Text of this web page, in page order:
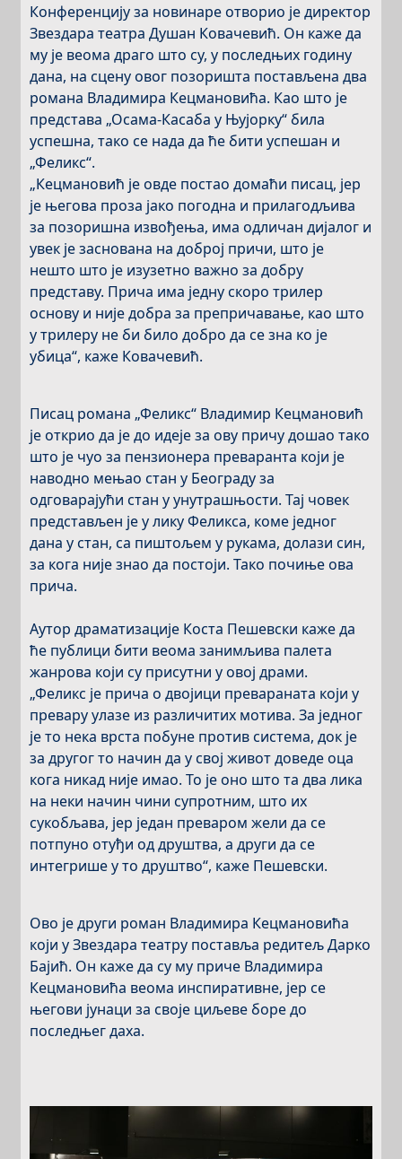
Конференцију за новинаре отворио је директор
Звездара театра Душан Ковачевић. Он каже да
му је веома драго што су, у последњих годину
дана, на сцену овог позоришта постављена два
романа Владимира Кецмановића. Као што је
представа „Осама-Касаба у Њујорку“ била
успешна, тако се нада да ће бити успешан и
„Феликс“.
„Кецмановић је овде постао домаћи писац, јер
је његова проза јако погодна и прилагодљива
за позоришна извођења, има одличан дијалог и
увек је заснована на доброј причи, што је
нешто што је изузетно важно за добру
представу. Прича има једну скоро трилер
основу и није добра за препричавање, као што
у трилеру не би било добро да се зна ко је
убица“, каже Ковачевић.
Писац романа „Феликс“ Владимир Кецмановић
је открио да је до идеје за ову причу дошао тако
што је чуо за пензионера преваранта који је
наводно мењао стан у Београду за
одговарајући стан у унутрашњости. Тај човек
представљен је у лику Феликса, коме једног
дана у стан, са пиштољем у рукама, долази син,
за кога није знао да постоји. Тако почиње ова
прича.
Аутор драматизације Коста Пешевски каже да
ће публици бити веома занимљива палета
жанрова који су присутни у овој драми.
„Феликс је прича о двојици превараната који у
превару улазе из различитих мотива. За једног
је то нека врста побуне против система, док је
за другог то начин да у свој живот доведе оца
кога никад није имао. То је оно што та два лика
на неки начин чини супротним, што их
сукобљава, јер један преваром жели да се
потпуно отуђи од друштва, а други да се
интегрише у то друштво“, каже Пешевски.
Ово је други роман Владимира Кецмановића
који у Звездара театру поставља редитељ Дарко
Бајић. Он каже да су му приче Владимира
Кецмановића веома инспиративне, јер се
његови јунаци за своје циљеве боре до
последњег даха.